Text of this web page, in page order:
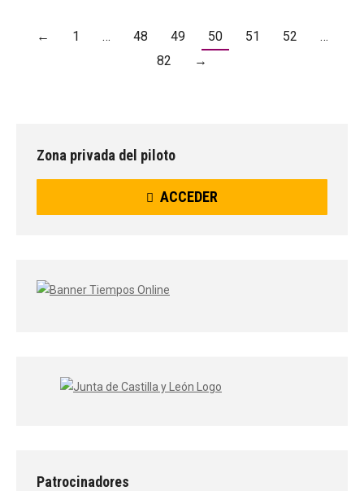
← 1 … 48 49 50 51 52
…
82
→
Zona privada del piloto
ACCEDER
Patrocinadores